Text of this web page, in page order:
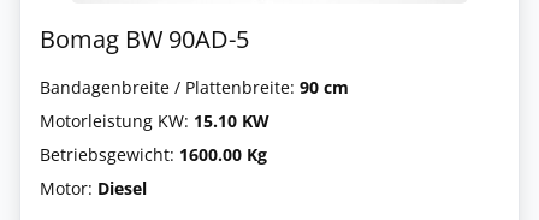
Bomag BW 90AD-5
Bandagenbreite / Plattenbreite: 90 cm
Motorleistung KW: 15.10 KW
Betriebsgewicht: 1600.00 Kg
Motor: Diesel